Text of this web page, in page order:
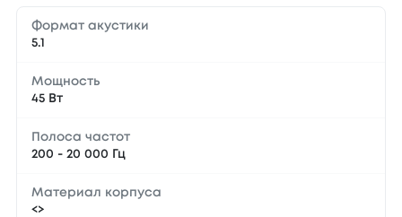
Формат акустики
5.1
Мощность
45 Вт
Полоса частот
200 - 20 000 Гц
Материал корпуса
<>